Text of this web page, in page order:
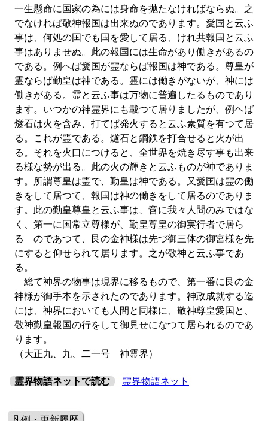
一生懸命に国家の為には身命を抛たなければならぬ。之
でなければ敬神報国は出来ぬのであります。愛国と云ふ
事は、何処の国でも国を愛して居る、けれ共報国と云ふ
事はありませぬ。此の報国には生命があり働きがあるの
である。例へば愛国が霊ならば報国は神である。尊皇が
霊ならば勤皇は神である。霊には働きがないが、神には
働きがある。霊と云ふ事は万物に普遍したるものであり
ます。いつかの神霊界にも載つて居りましたが、例ヘば
燧石は火を含み、打てば発火すると云ふ素質を有つて居
る。これが霊である。燧石と鋼鉄を打合せると火が出
る。それを火口につけると、全世界を焼き尽す事も出来
る様な勢が出る。此の火の輝きと云ふものが神でありま
す。所謂尊皇は霊で、勤皇は神である。又愛国は霊の働
きをして居つて、報国は神の働きをして居るのでありま
す。此の勤皇尊皇と云ふ事は、啻に我々人間のみではな
く、第一に国常立尊様が、勤皇尊皇の御実行者で居ら
るゝのであつて、艮の金神様は先づ御三体の御宮様を先
にすると仰せられて居ります。之が敬神と云ふ事であ
る。
総て神界の物事は現界に移るもので、第一番に艮の金
神様が御手本を示されたのであります。神政成就する迄
には、神界においても人間と同様に、敬神尊皇愛国と、
敬神勤皇報国の行をして御見せになつて居られるのであ
ります。
（大正九、九、二一号 神霊界）
霊界物語ネットで読む 霊界物語ネット